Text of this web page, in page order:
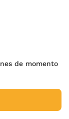
de momento